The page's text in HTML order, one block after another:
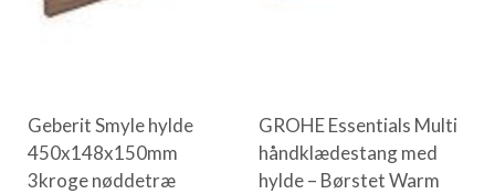
Geberit Smyle hylde
450x148x150mm
3kroge nøddetræ
GROHE Essentials Multi
håndklædestang med
hylde – Børstet Warm